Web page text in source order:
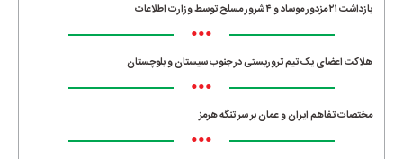
بازداشت ۲۱ مزدور موساد و ۴ شرور مسلح توسط وزارت اطلاعات
•••
هلاکت اعضای یک تیم تروریستی در جنوب سیستان و بلوچستان
•••
مختصات تفاهم ایران و عمان بر سر تنگه هرمز
•••